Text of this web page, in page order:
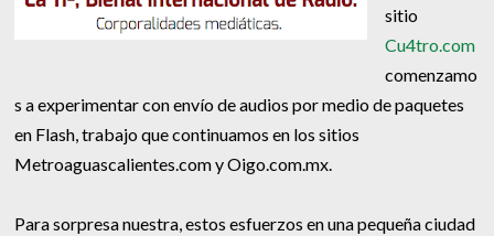
sitio
Cu4tro.com
comenzamo
s a experimentar con envío de audios por medio de paquetes
en Flash, trabajo que continuamos en los sitios
Metroaguascalientes.com y Oigo.com.mx.
Para sorpresa nuestra, estos esfuerzos en una pequeña ciudad